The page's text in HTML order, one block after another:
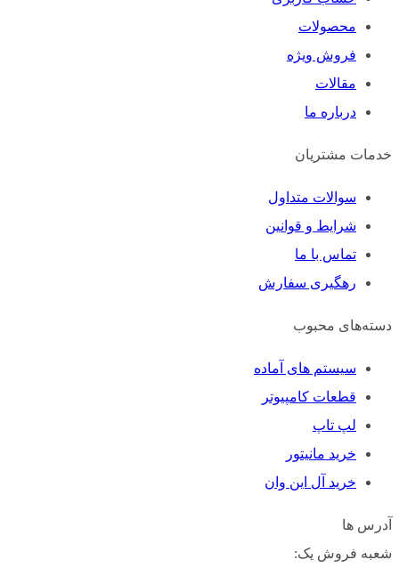
محصولات
فروش ویژه
مقالات
درباره ما
خدمات مشتریان
سوالات متداول
شرایط و قوانین
تماس با ما
رهگیری سفارش
دسته‌های محبوب
سیستم های آماده
قطعات کامپیوتر
لپ تاپ
خرید مانیتور
خرید آل این وان
آدرس ها
شعبه فروش یک: